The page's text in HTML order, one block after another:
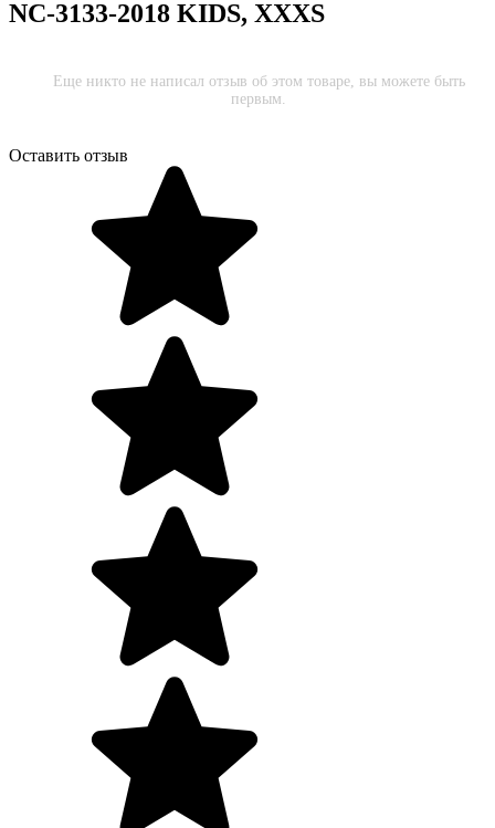
NC-3133-2018 KIDS, XXXS
Еще никто не написал отзыв об этом товаре, вы можете быть
первым.
Оставить отзыв